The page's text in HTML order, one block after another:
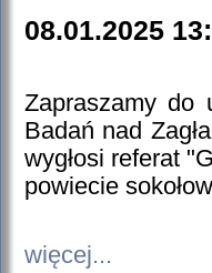
08.01.2025
Zapraszamy do
Badań nad
wygłosi referat
powiecie
więcej...